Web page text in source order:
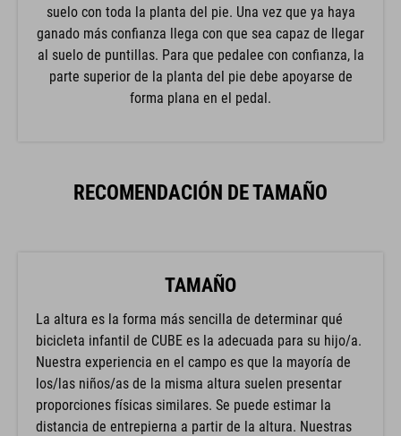
suelo con toda la planta del pie. Una vez que ya haya
ganado más confianza llega con que sea capaz de llegar
al suelo de puntillas. Para que pedalee con confianza, la
parte superior de la planta del pie debe apoyarse de
forma plana en el pedal.
RECOMENDACIÓN DE TAMAÑO
TAMAÑO
La altura es la forma más sencilla de determinar qué
bicicleta infantil de CUBE es la adecuada para su hijo/a.
Nuestra experiencia en el campo es que la mayoría de
los/las niños/as de la misma altura suelen presentar
proporciones físicas similares. Se puede estimar la
distancia de entrepierna a partir de la altura. Nuestras